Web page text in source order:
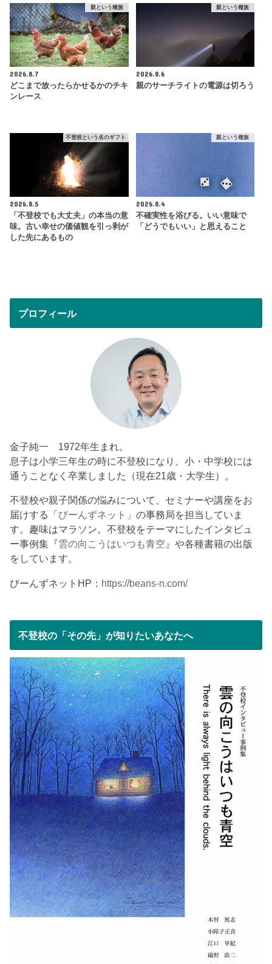
親という種族
2026.8.7
どこまで放ったらかせるかのチキ
ンレース
親という種族
2026.8.6
親のサーチライトの電源は切ろう
不登校という名のギフト
2026.8.5
「不登校でも大丈夫」の本当の意
味。古い幸せの価値観を引っ剥が
した先にあるもの
親という種族
2026.8.4
不確実性を浴びる。いい意味で
「どうでもいい」と思えること
プロフィール
金子純一 1972年生まれ。
息子は小学三年生の時に不登校になり、小・中学校には
通うことなく卒業しました（現在21歳・大学生）。
不登校や親子関係の悩みについて、セミナーや講座をお
届けする「 びーんずネット 」の事務局を担当していま
す。趣味はマラソン。不登校をテーマにしたインタビュ
ー事例集『雲の向こうはいつも青空 』や各種書籍の出版
をしています。
びーんずネットHP： https://beans-n.com/
不登校の「その先」が知りたいあなたへ